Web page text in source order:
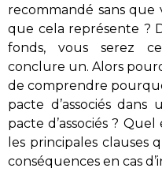
recommandé sans que
que cela représente ?
fonds, vous serez
conclure un. Alors
de comprendre
pacte d’associés dans
pacte d’associés ?
les principales clauses
conséquences en cas